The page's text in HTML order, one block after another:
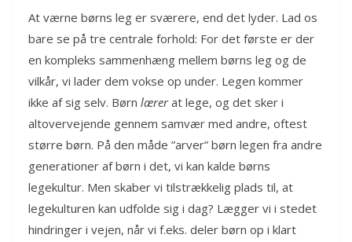
At værne børns leg er sværere, end det lyder. Lad os
bare se på tre centrale forhold: For det første er der
en kompleks sammenhæng mellem børns leg og de
vilkår, vi lader dem vokse op under. Legen kommer
ikke af sig selv. Børn lærerat lege, og det sker i
altovervejende gennem samvær med andre, oftest
større børn. På den måde ”arver” børn legen fra andre
generationer af børn i det, vi kan kalde børns
legekultur. Men skaber vi tilstrækkelig plads til, at
legekulturen kan udfolde sig i dag? Lægger vi i stedet
hindringer i vejen, når vi f.eks. deler børn op i klart